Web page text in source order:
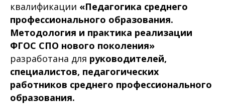
квалификации «Педагогика среднего
профессионального образования.
Методология и практика реализации
ФГОС СПО нового поколения»
разработана для руководителей,
специалистов, педагогических
работников среднего профессионального
образования.